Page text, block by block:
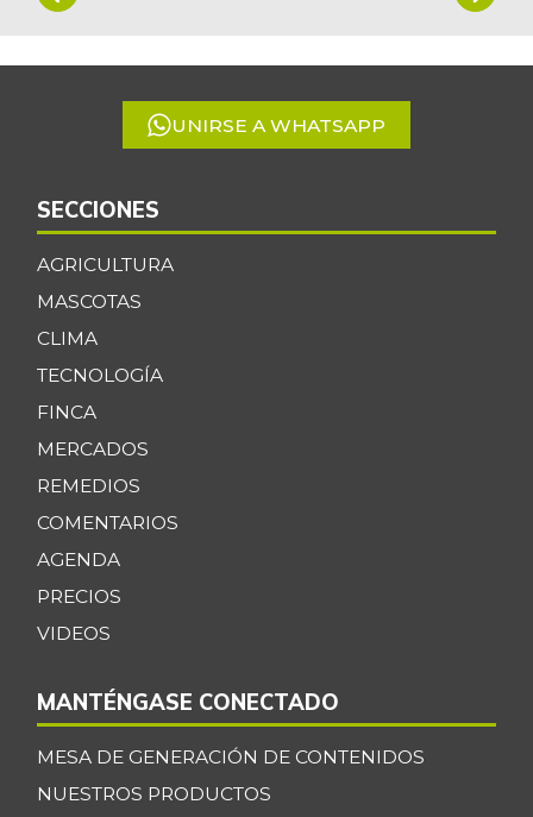
5
UNIRSE A WHATSAPP
SECCIONES
AGRICULTURA
MASCOTAS
CLIMA
TECNOLOGÍA
FINCA
MERCADOS
REMEDIOS
COMENTARIOS
AGENDA
PRECIOS
VIDEOS
MANTÉNGASE CONECTADO
MESA DE GENERACIÓN DE CONTENIDOS
NUESTROS PRODUCTOS